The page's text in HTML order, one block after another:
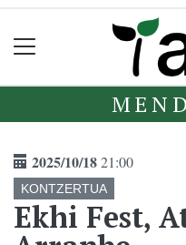
2025/10/1821:00
KONTZERTUA
Ekhi Fest,